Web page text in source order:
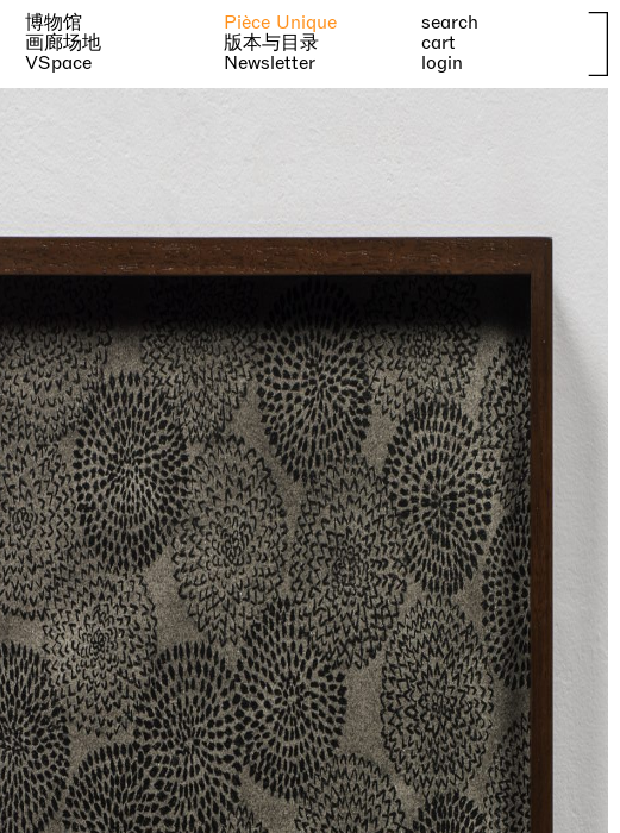
博物馆
画廊场地
VSpace
Pièce Unique
版本与目录
Newsletter
search
cart
login